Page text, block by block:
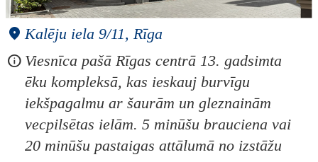
Kalēju iela 9/11, Rīga
Viesnīca pašā Rīgas centrā 13. gadsimta
ēku kompleksā, kas ieskauj burvīgu
iekšpagalmu ar šaurām un gleznainām
vecpilsētas ielām. 5 minūšu brauciena vai
20 minūšu pastaigas attālumā no izstāžu